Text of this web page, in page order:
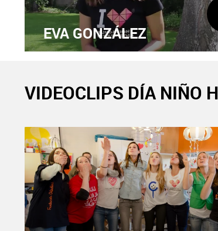
EVA GONZÁLEZ
VIDEOCLIPS DÍA NIÑO
CONCHITA
Enlace
externo